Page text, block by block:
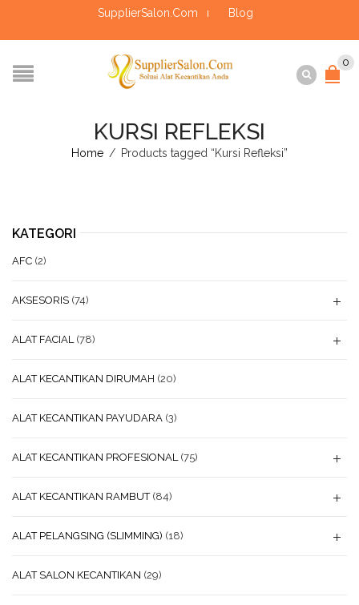
SupplierSalon.Com Blog
0
KURSI REFLEKSI
Home / Products tagged “Kursi Refleksi”
KATEGORI
AFC (2)
AKSESORIS (74)
ALAT FACIAL (78)
ALAT KECANTIKAN DIRUMAH (20)
ALAT KECANTIKAN PAYUDARA (3)
ALAT KECANTIKAN PROFESIONAL (75)
ALAT KECANTIKAN RAMBUT (84)
ALAT PELANGSING (SLIMMING) (18)
ALAT SALON KECANTIKAN (29)